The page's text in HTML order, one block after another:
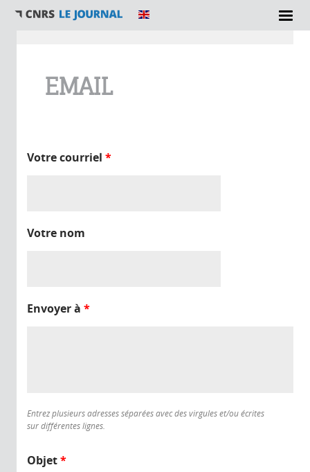
EMAIL
Votre courriel *
Votre nom
Envoyer à *
Entrez plusieurs adresses séparées avec des virgules et/ou écrites
sur différentes lignes.
Objet*